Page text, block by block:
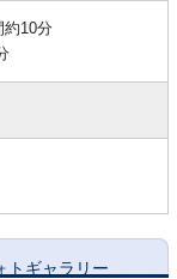
約10分
トギャラリー